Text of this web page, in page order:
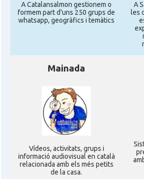
Consolat Consolat
Consolat
Ambaixada Ambaixada
* + ambaixades i
A Catalansalmon gestionem o
formem part d'uns 250 grups de
whatsapp, geogràfics i temàtics
A
les
Mainada
Ví­deos, activitats, grups i
informació audiovisual en català
relacionada amb els més petits
de la casa.